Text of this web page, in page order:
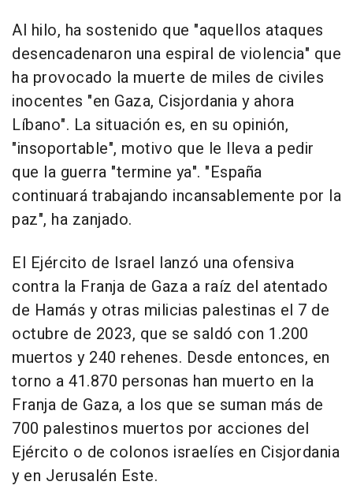
Al hilo, ha sostenido que "aquellos ataques
desencadenaron una espiral de violencia" que
ha provocado la muerte de miles de civiles
inocentes "en Gaza, Cisjordania y ahora
Líbano". La situación es, en su opinión,
"insoportable", motivo que le lleva a pedir
que la guerra "termine ya". "España
continuará trabajando incansablemente por la
paz", ha zanjado.
El Ejército de Israel lanzó una ofensiva
contra la Franja de Gaza a raíz del atentado
de Hamás y otras milicias palestinas el 7 de
octubre de 2023, que se saldó con 1.200
muertos y 240 rehenes. Desde entonces, en
torno a 41.870 personas han muerto en la
Franja de Gaza, a los que se suman más de
700 palestinos muertos por acciones del
Ejército o de colonos israelíes en Cisjordania
y en Jerusalén Este.